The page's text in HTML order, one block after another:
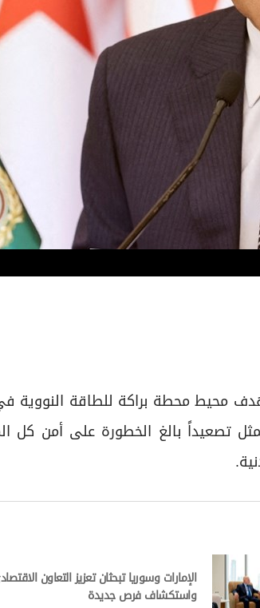
محيط محطة براكة للطاقة النووية
تصعيداً بالغ الخطورة على أمن كل
الإمارات وسوريا تبحثان تعزيز التعاون
واستكشاف فرص جديدة